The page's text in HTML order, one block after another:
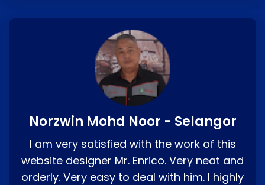
Norzwin Mohd Noor - Selangor
I am very satisfied with the work of this
website designer Mr. Enrico. Very neat and
orderly. Very easy to deal with him. I highly